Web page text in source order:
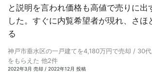
と説明を言われ価格も高値で売りに出
した。すぐに内覧希望者が現れ、さほ
る
神戸市垂水区の一戸建てを4,180万円で売却 / 30
をもらえた 他2件
2022年3月 売却 / 2022年12月 投稿